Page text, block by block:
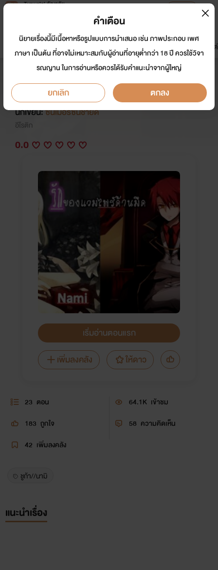
Tunwalai ธัญวลัย
หน้าแรก นิยาย อีบุ๊ก การ์ตูน
มาใหม่
ดรีมแชท ธัญลิสต์
Love of Vampire ความรักของเเวม
ไพร์ด้านมืด
นักเขียน:ซันเมอร์ซันชายด์
อีโรติก
0.0
เริ่มอ่านตอนแรก
เพิ่มลงคลัง
ให้ดาว
23 ตอน 64.1K เข้าชม
183 ถูกใจ 58 ความคิดเห็น
42 เพิ่มลงคลัง
ชูก้า//นามิ
แนะนำเรื่อง
คำเตือน
นิยายเรื่องนี้มีเนื้อหาหรือรูปแบบการนำเสนอ เช่น ภาพประกอบ เพศ
ภาษา เป็นต้น ที่อาจไม่เหมาะสมกับผู้อ่านที่อายุต่ำกว่า 18 ปี ควรใช้วิจา
รณญาน ในการอ่านหรือควรได้รับคำแนะนำจากผู้ใหญ่
ยกเลิก ตกลง